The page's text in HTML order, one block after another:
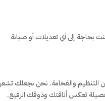
بحاجة إلى أي تعديلات أو صيانة
التنظيم والفخامة. نحن نجعلك تشعر
تعكس أناقتك وذوقك الرفيع.